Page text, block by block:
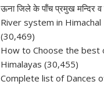
ऊना जिले के पाँच प्रमुख मन्दिर
River system in
(30,469)
How to Choose the best
Himalayas (30,455)
Complete list of Dances